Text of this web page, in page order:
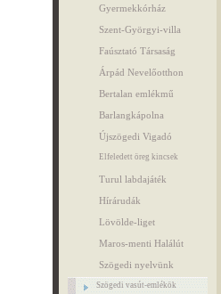
Gyermekkórház
Szent-Györgyi-villa
Faúsztató Társaság
Árpád Nevelőotthon
Bertalan emlékmű
Barlangkápolna
Újszögedi Vigadó
Elfeledett öreg kincsek
Turul labdajáték
Hírárudák
Lövölde-liget
Maros-menti Halálút
Szögedi nyelvünk
Szögedi vasút-emlékök